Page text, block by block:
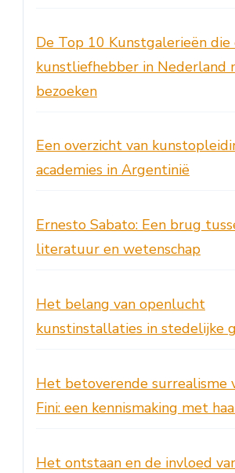
De Top 10 Kunstgalerieën die
kunstliefhebber in Nederland
bezoeken
Een overzicht van
academies in Argentinië
Ernesto Sabato: Een brug
literatuur en wetenschap
Het belang van openlucht
kunstinstallaties in stedelijke
Het betoverende surrealisme
Fini: een kennismaking met
Het ontstaan en de invloed